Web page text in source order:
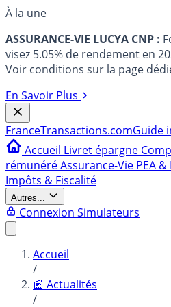
À la une
ASSURANCE-VIE LUCYA CNP :
visez 5.05% de rendement en
Voir conditions sur la page
En Savoir Plus
FranceTransactions.comGuide
Accueil Livret épargne
rémunéréAssurance-Vie PEA
Impôts & Fiscalité
Autres...
Connexion Simulateurs
Accueil
/
📰 Actualités
/